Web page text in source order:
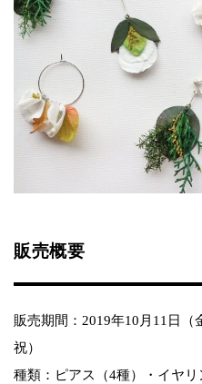
販売概要
販売期間：2019年10月11日（
祝）
種類：ピアス（4種）・イヤリ